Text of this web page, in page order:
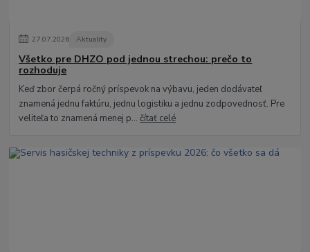
27.07.2026 Aktuality
Všetko pre DHZO pod jednou strechou: prečo to
rozhoduje
Keď zbor čerpá ročný príspevok na výbavu, jeden dodávateľ
znamená jednu faktúru, jednu logistiku a jednu zodpovednosť. Pre
veliteľa to znamená menej p...čítať celé